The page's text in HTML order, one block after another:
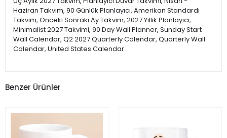
Haziran Takvim, 90 Günlük Planlayıcı, Amerikan Standardı
Takvim, Önceki Sonraki Ay Takvim, 2027 Yıllık Planlayıcı,
Minimalist 2027 Takvimi, 90 Day Wall Planner, Sunday Start
Wall Calendar, Q2 2027 Quarterly Calendar, Quarterly Wall
Calendar, United States Calendar
Benzer Ürünler